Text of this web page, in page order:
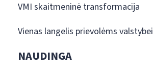
VMI skaitmeninė transformacija
Vienas langelis prievolėms
NAUDINGA